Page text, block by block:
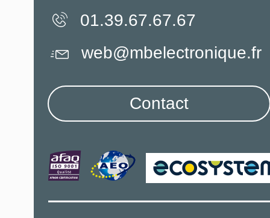
01.39.67.67.67
web@mbelectronique.fr
Contact